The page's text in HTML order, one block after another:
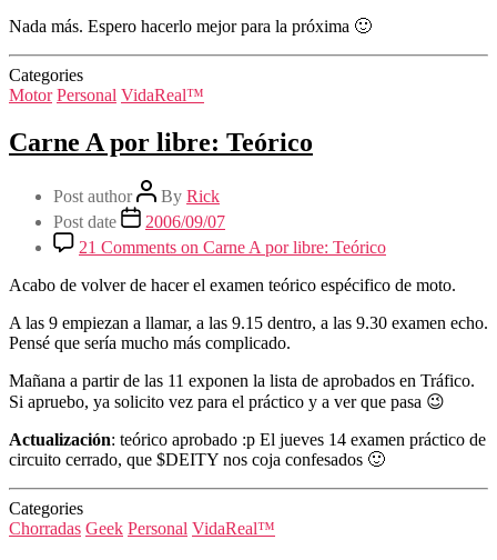
Nada más. Espero hacerlo mejor para la próxima 🙂
Categories
Motor Personal VidaReal™
Carne A por libre: Teórico
Post author By Rick
Post date
2006/09/07
21 Comments on Carne A por libre: Teórico
Acabo de volver de hacer el examen teórico espécifico de moto.
A las 9 empiezan a llamar, a las 9.15 dentro, a las 9.30 examen echo.
Pensé que sería mucho más complicado.
Mañana a partir de las 11 exponen la lista de aprobados en Tráfico.
Si apruebo, ya solicito vez para el práctico y a ver que pasa 😉
Actualización: teórico aprobado :p El jueves 14 examen práctico de
circuito cerrado, que $DEITY nos coja confesados 🙂
Categories
Chorradas Geek Personal VidaReal™